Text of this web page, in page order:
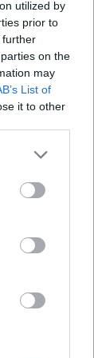
utilized by
prior to
further
on the
may
List of
it to other
нас како
на
сме
пред
ветувања
и сè
да се
а што би
избори“
Ангелов
во која